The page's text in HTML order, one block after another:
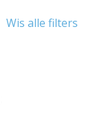
Wis alle filters